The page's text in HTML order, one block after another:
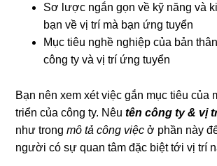
Sơ lược ngắn gọn về kỹ năng và
bạn về vị trí mà bạn ứng tuyển
Mục tiêu nghề nghiệp của bản
công ty và vị trí ứng tuyển
Bạn nên xem xét việc gắn mục tiêu của
triển của công ty. Nêutên công ty & vị
như trongmô tả công việc ở phần này
người có sự quan tâm đặc biệt tới vị trí